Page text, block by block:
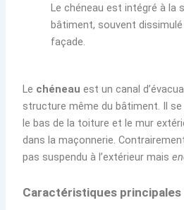
Le chéneau est intégré à la
bâtiment, souvent
façade.
Le chéneau est un canal
structure même du bâtiment. Il
le bas de la toiture et le mur
dans la maçonnerie.
pas suspendu à l’extérieur mais
Caractéristiques principales